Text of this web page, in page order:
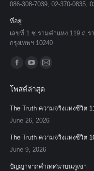
086-308-7039, 02-370-0835,
ที่อยู่:
เลขที่ 1 ซ.รามคำแหง 119 ถ.
กรุงเทพฯ 10240
Find us on:
opens
in
new
opens
in
new
in
new
โพสต์ล่าสุด
The Truth ความจริงแห่งชีวิต
June 26, 2026
The Truth ความจริงแห่งชีวิต
June 9, 2026
ปัญญาจากคำเทศนาบนภูเขา